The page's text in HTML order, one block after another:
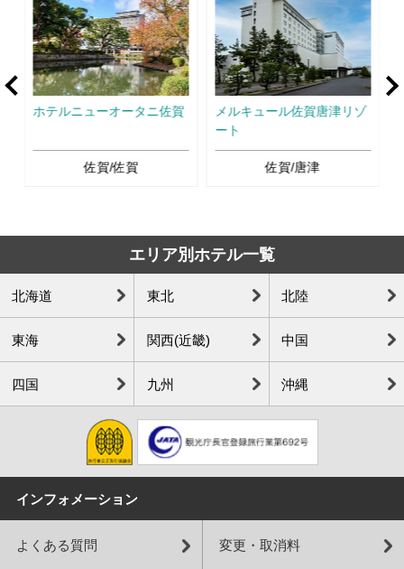
ホテルニューオータニ佐賀
佐賀/佐賀
メルキュール佐賀唐津リゾ
ート
佐賀/唐津
エリア別ホテル一覧
北海道 東北 北陸
東海 関西(近畿) 中国
四国 九州 沖縄
インフォメーション
よくある質問 変更・取消料